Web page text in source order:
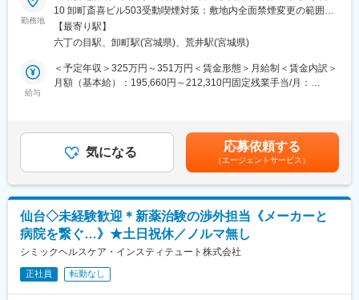
貢献ができる仕事
■モデル年収：
・35歳 係長職 430万円（残業月平均11時間含む）
の健康的な生活に関わってきた当協会。最新医療機器や細やかな
サポート体制など、健康に関わるさまざまなサービスを展開して
おります。
変更の範囲：会社の定める業務
・東証グロース上場企業であり、在宅医療ニーズの拡大を背景
に、今後も市場成長が期待できます。
・約3ヶ月の研修期間あり、営業基礎から業界知識、ロープレ、同
行まで段階的に学べる環境です。
・在宅医療サービスを通じて、ご利用者様やご家族からの感謝の
声を実感できるため、「誰かの役に立ちたい」という思いを叶え
られます。
「日本の在宅医療事情を明るくする」というビジョンがある当社
担当として、介護施設やケアマネージャーに対し在宅マッサージ
サービスを提案します。
・担当エリア内のケアマネジャーや介護施設への定期訪問・サー
ビス案内
・利用者様のニーズヒアリングと最適なサービスの提案
・信頼獲得による紹介促進と地域ネットワークの構築
タッフ育成）
・視覚障がいを持つ施術師やドライバー等、多職種連携によるチ
勤務地
10 卸町斎喜ビル503受動喫煙対策：敷地内全面禁煙変更の範囲：
会社の定める事業所
【最寄り駅】
六丁の目駅、卸町駅(宮城県)、荒井駅(宮城県)
給与
＜予定年収＞325万円～351万円＜賃金形態＞月給制＜賃金内訳＞
月額（基本給）：195,660円～212,310円固定残業手当/月：
給：年1回（7月）■賞与：年2回（6月、12月）■モデル年収：・入
社3年目 主任クラス 年収487万円（月給31万×12＋インセン4万
＋賞与各1ヵ月）賃金はあくまでも目安の金額であり、選考を通じ
て上下する可能性があります。月給(月額)は固定手当を含めた表記
です。
気になる 応募依頼する
（エージェントサービス）
仙台◇未経験歓迎＊新薬治験の渉外担当《メーカーと
病院を繋ぐ…》★土日祝休／ノルマ無し
シミックヘルスケア・インスティテュート株式会社
正社員 転勤なし